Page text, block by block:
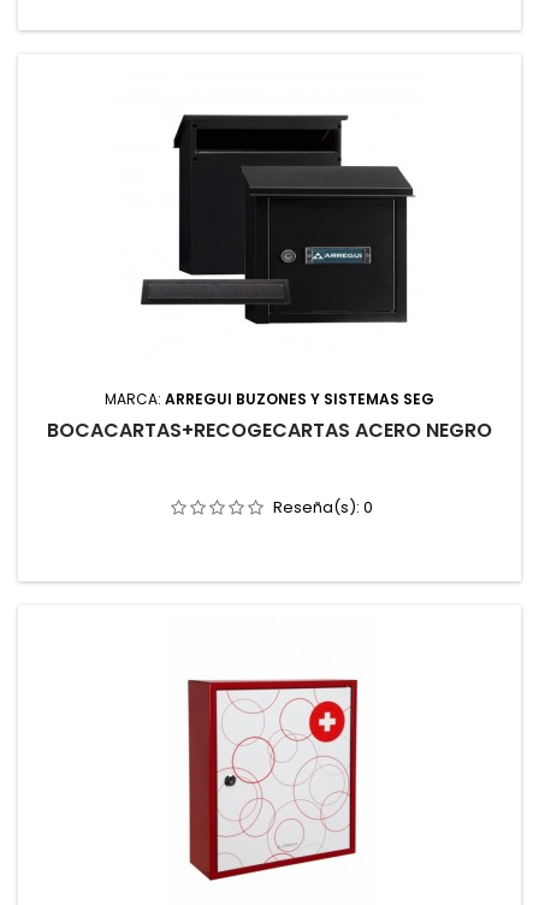
MARCA: ARREGUI BUZONES Y SISTEMAS SEG
BOCACARTAS+RECOGECARTAS ACERO NEGRO
Reseña(s): 0